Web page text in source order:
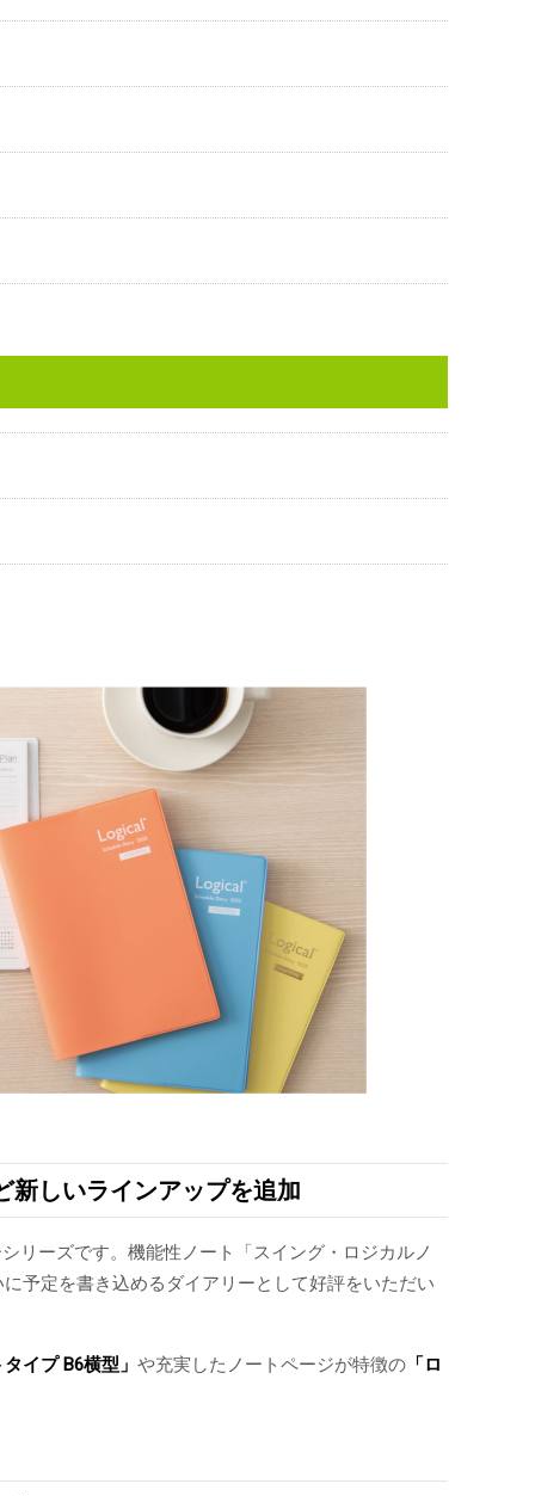
新しいラインアップを追加
リーズです。機能性ノート「スイング・ロジカルノ
予定を書き込めるダイアリーとして好評をいただい
タイプB6横型」 や充実したノートページが特徴の 「ロ